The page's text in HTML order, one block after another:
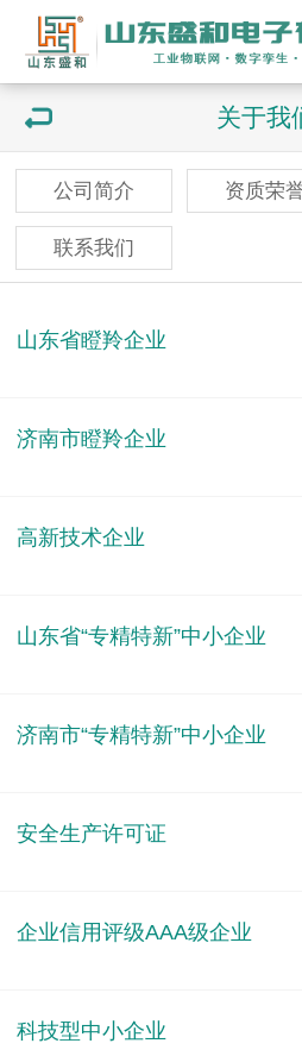
关于我
公司简介 资质荣
联系我们
山东省瞪羚企业
济南市瞪羚企业
高新技术企业
山东省“专精特新”中小企业
济南市“专精特新”中小企业
安全生产许可证
企业信用评级AAA级企业
科技型中小企业